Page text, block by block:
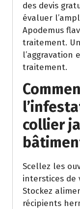
des devis
évaluer
Apodemus
traitement.
l’aggravation
traitement.
collier
Scellez les
interstices de
Stockez
récipients